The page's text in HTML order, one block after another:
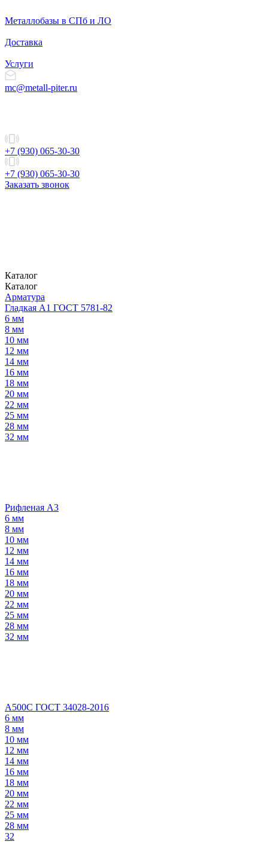
Металлобазы в СПб и ЛО
Доставка
Услуги
mc@metall-piter.ru
+7 (930) 065-30-30
+7 (930) 065-30-30
Заказать звонок
Каталог
Каталог
Арматура
Гладкая А1 ГОСТ 5781-82
6 мм
8 мм
10 мм
12 мм
14 мм
16 мм
18 мм
20 мм
22 мм
25 мм
28 мм
32 мм
Рифленая А3
6 мм
8 мм
10 мм
12 мм
14 мм
16 мм
18 мм
20 мм
22 мм
25 мм
28 мм
32 мм
А500С ГОСТ 34028-2016
6 мм
8 мм
10 мм
12 мм
14 мм
16 мм
18 мм
20 мм
22 мм
25 мм
28 мм
32